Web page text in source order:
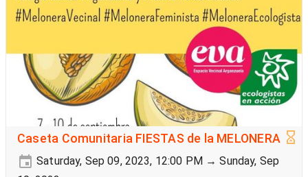
Caseta Comunitaria FIESTAS de la MELONERA
Saturday, Sep 09, 2023, 12:00 PM → Sunday, Sep